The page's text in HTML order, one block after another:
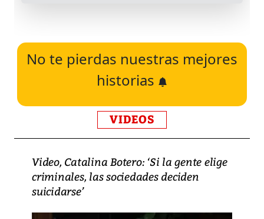
No te pierdas nuestras mejores
historias
VIDEOS
Video, Catalina Botero: ‘Si la gente elige
criminales, las sociedades deciden
suicidarse’